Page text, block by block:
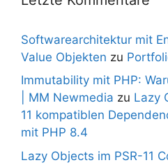
Softwarearchitektur mit
Value Objekten zu
Immutability mit PHP:
| MM Newmedia zu Lazy
11 kompatiblen
mit PHP 8.4
Lazy Objects im PSR-11